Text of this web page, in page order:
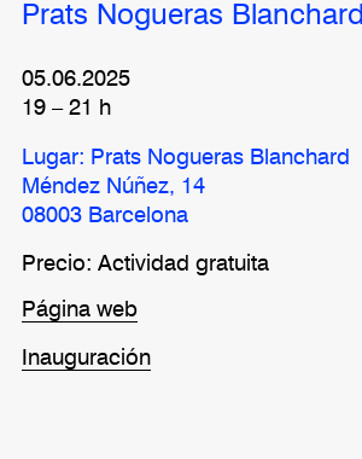
Prats Nogueras Blanchard
05.06.2025
19– 21 h
Lugar: Prats Nogueras Blanchard
Méndez Núñez, 14
08003 Barcelona
Precio: Actividad gratuita
Página web
Inauguración